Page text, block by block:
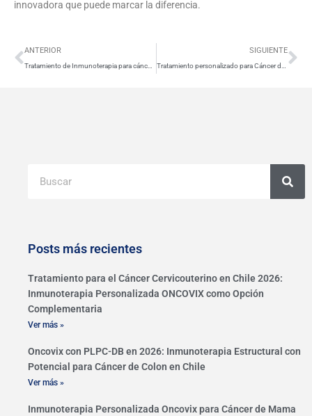
innovadora que puede marcar la diferencia.
Ant
ANTERIOR
Tratamiento de Inmunoterapia para cáncer de colon
SIGUIENTE
Tratamiento personalizado para Cáncer de Colon
Posts más recientes
Tratamiento para el Cáncer Cervicouterino en Chile 2026:
Inmunoterapia Personalizada ONCOVIX como Opción
Complementaria
Ver más »
Oncovix con PLPC-DB en 2026: Inmunoterapia Estructural con
Potencial para Cáncer de Colon en Chile
Ver más »
Inmunoterapia Personalizada Oncovix para Cáncer de Mama